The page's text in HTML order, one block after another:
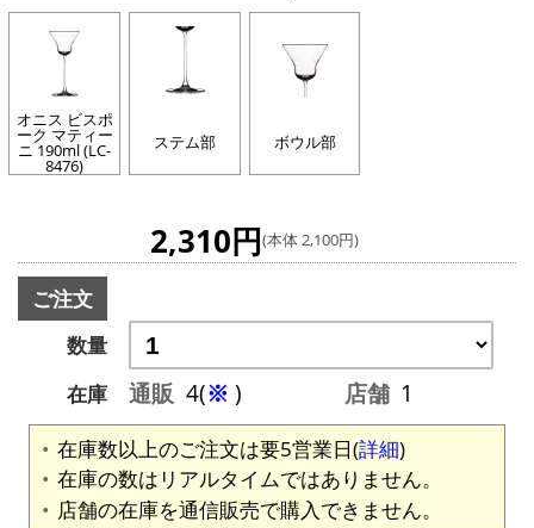
オニス ビスポ
ーク マティー
ニ 190ml (LC-
8476)
ステム部 ボウル部
2,310円(本体 2,100円)
ご注文
数量
在庫
通販 4(※ ) 店舗 1
在庫数以上のご注文は要5営業日(詳細)
在庫の数はリアルタイムではありません。
店舗の在庫を通信販売で購入できません。